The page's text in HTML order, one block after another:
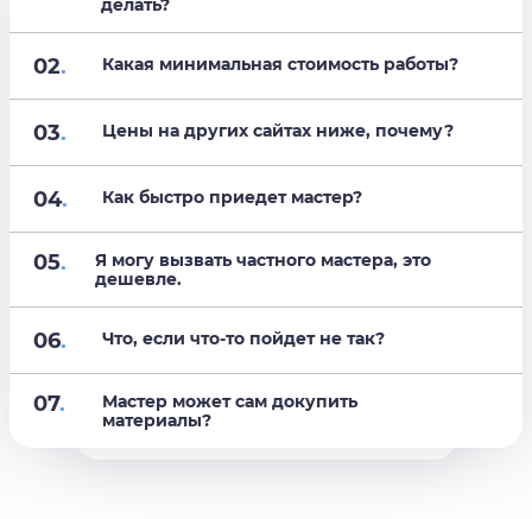
делать?
02. Какая минимальная стоимость работы?
03. Цены на других сайтах ниже, почему?
04. Как быстро приедет мастер?
05.
Я могу вызвать частного мастера, это
дешевле.
06. Что, если что-то пойдет не так?
07.
Мастер может сам докупить
материалы?